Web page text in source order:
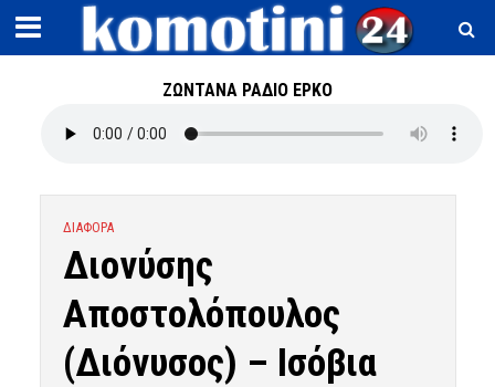
ΖΩΝΤΑΝΑ ΡΑΔΙΟ ΕΡΚΟ
ΔΙΑΦΟΡΑ
Διονύσης
Αποστολόπουλος
(Διόνυσος) – Ισόβια